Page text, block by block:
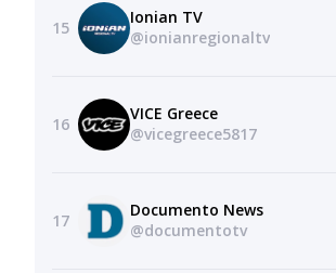
15
Ionian TV
@ionianregionaltv
16
VICE Greece
@vicegreece5817
17
Documento News
@documentotv